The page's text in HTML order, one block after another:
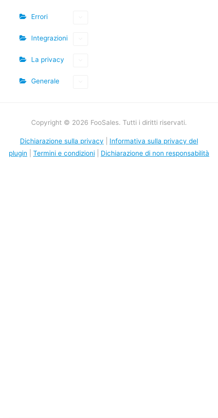
Errori
Integrazioni
La privacy
Generale
Copyright © 2026 FooSales. Tutti i diritti riservati.
Dichiarazione sulla privacy
Informativa sulla privacy del
plugin
Termini e condizioni Dichiarazione di non responsabilità